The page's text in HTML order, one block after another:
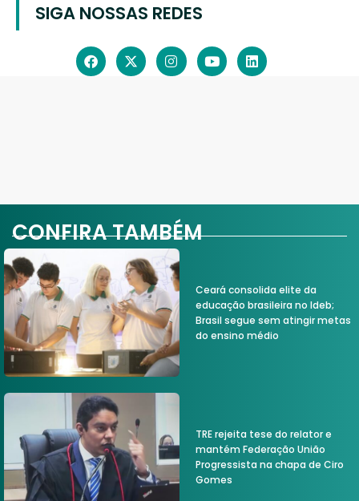
SIGA NOSSAS REDES
CONFIRA TAMBÉM
Ceará consolida elite da
educação brasileira no Ideb;
Brasil segue sem atingir metas
do ensino médio
TRE rejeita tese do relator e
mantém Federação União
Progressista na chapa de Ciro
Gomes